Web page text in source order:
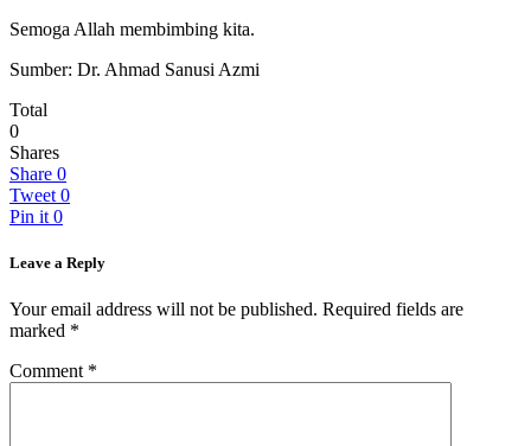
Semoga Allah membimbing kita.
Sumber: Dr. Ahmad Sanusi Azmi
Total
0
Shares
Share 0
Tweet 0
Pin it 0
Leave a Reply
Your email address will not be published. Required fields are
marked *
Comment *